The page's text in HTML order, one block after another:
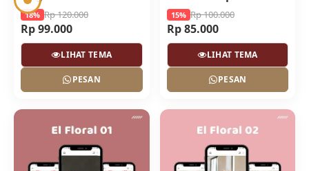
18% Rp 120.000
Rp 99.000
LIHAT TEMA
PESAN
15% Rp 100.000
Rp 85.000
LIHAT TEMA
PESAN